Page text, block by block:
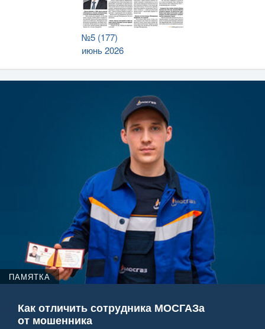
№5 (177)
июнь 2026
ПАМЯТКА
Как отличить сотрудника МОСГАЗа
от мошенника